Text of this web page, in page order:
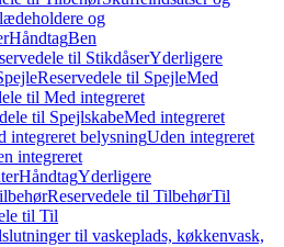
og
HåndtagBen
til StikdåserYderligere
Reservedele til SpejleMed
til Med integreret
til SpejlskabeMed integreret
integreret belysningUden integreret
integreret
HåndtagYderligere
Reservedele til TilbehørTil
til Til
til vaskeplads, køkkenvask,